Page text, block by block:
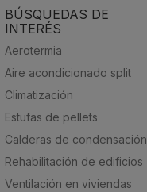
BÚSQUEDAS DE
INTERÉS
Aerotermia
Aire acondicionado split
Climatización
Estufas de pellets
Calderas de condensación
Rehabilitación de edificios
Ventilación en viviendas